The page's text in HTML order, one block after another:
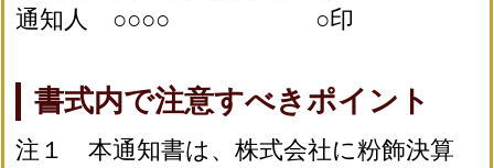
通知人 ○○○○ ○印
書式内で注意すべきポイント
注１ 本通知書は、株式会社に粉飾決算